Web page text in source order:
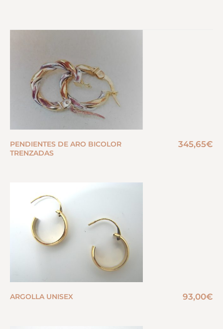
PENDIENTES DE ARO BICOLOR
TRENZADAS
345,65€
ARGOLLA UNISEX 93,00€